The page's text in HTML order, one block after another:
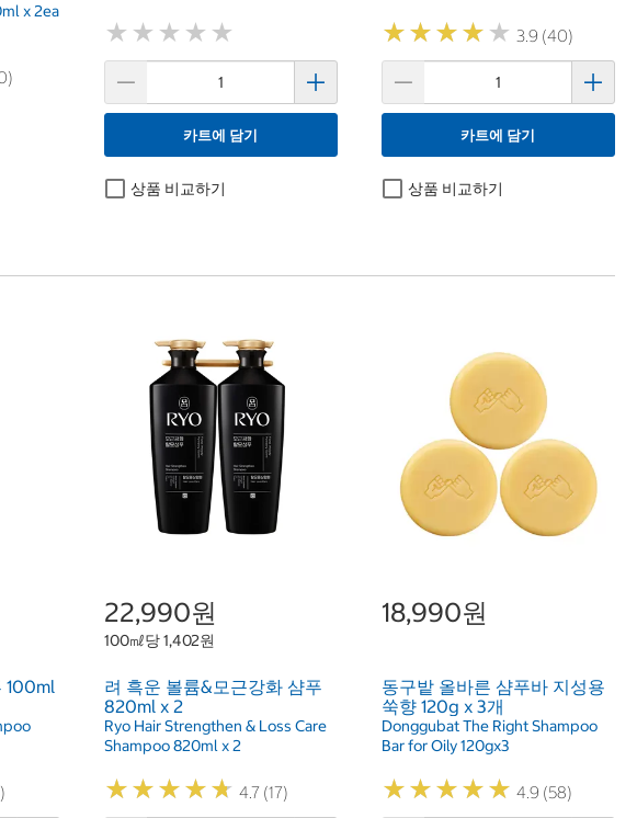
x 2ea
★ ★ ★ ★ ★
★ ★ ★ ★ ★
카트에 담기
상품 비교하기
★★★★ ★
★★★★ ★ 3.9 (40)
카트에 담기
상품 비교하기
100ml
22,990원
100㎖당 1,402원
려 흑운 볼륨&모근강화 샴푸
820ml x 2
Ryo Hair Strengthen & Loss Care
Shampoo 820ml x 2
★★★★★
★★★★★ 4.7 (17)
18,990원
동구밭 올바른 샴푸바 지성용
쑥향 120g x 3개
Donggubat The Right Shampoo
Bar for Oily 120gx3
★★★★★
★★★★★ 4.9 (58)